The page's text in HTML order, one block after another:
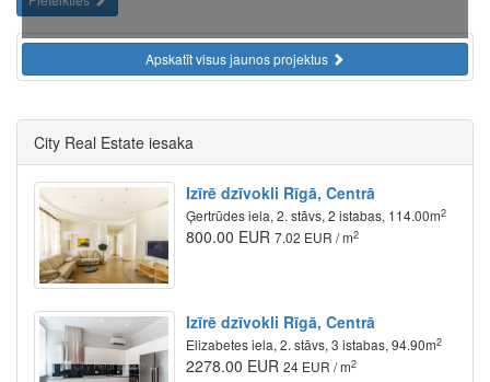
Apskatīt visus jaunos projektus
City Real Estate iesaka
Izīrē dzīvokli Rīgā, Centrā
Ģertrūdes iela, 2. stāvs, 2 istabas, 114.00m2
800.00 EUR 7.02 EUR / m2
Izīrē dzīvokli Rīgā, Centrā
Elizabetes iela, 2. stāvs, 3 istabas, 94.90m2
2278.00 EUR 24 EUR / m2